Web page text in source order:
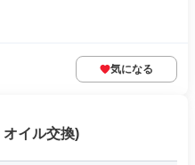
気になる
イル交換)